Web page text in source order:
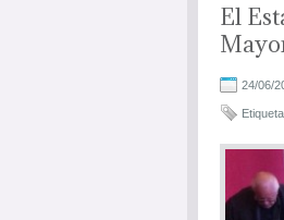
El
24/06/